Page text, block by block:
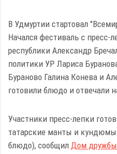
В Удмуртии стартовал
Начался фестиваль с пресс-
республики Александр
политики УР Лариса
Бураново Галина Конева и
готовили блюдо и отвечали
Участники пресс-лепки
татарские манты и кундюмы
блюдо), сообщил Дом дружбы